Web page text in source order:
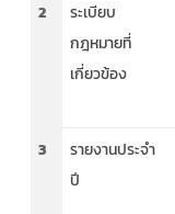
2
ระเบียบ
กฎหมายที่
เกี่ยวข้อง
3
รายงานประจำ
ปี